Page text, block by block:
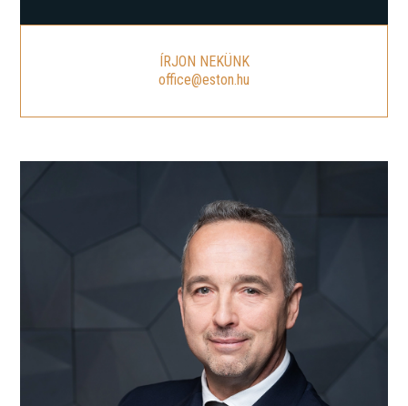
ÍRJON NEKÜNK
office@eston.hu